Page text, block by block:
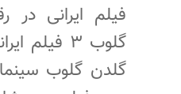
فیلم ایرانی در
گلوب ۳
گلدن گلوب